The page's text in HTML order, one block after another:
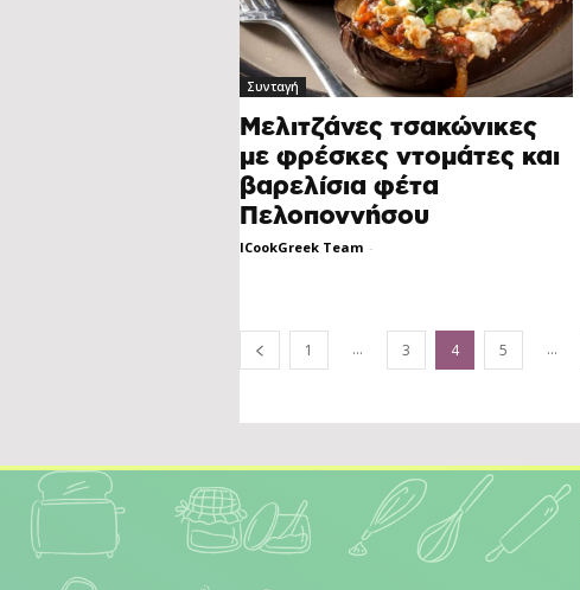
Συνταγή
Μελιτζάνες τσακώνικες
με φρέσκες ντομάτες και
βαρελίσια φέτα
Πελοποννήσου
ICookGreek Team -
1 ... 3 4 5 ...